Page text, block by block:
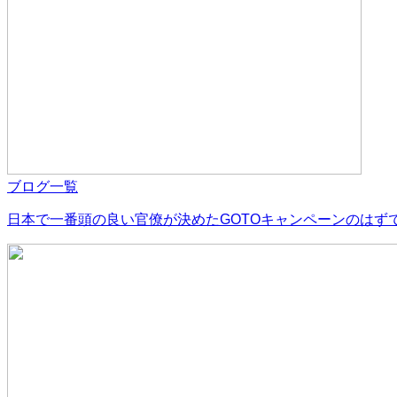
ブログ一覧
日本で一番頭の良い官僚が決めたGOTOキャンペーンのは